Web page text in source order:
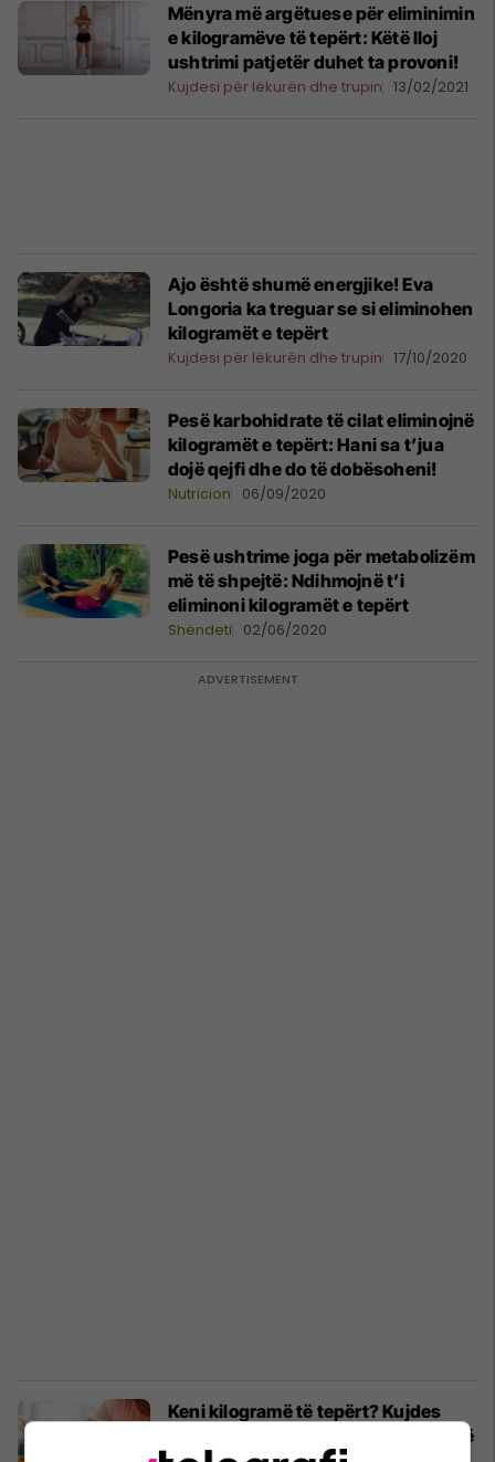
Mënyra më argëtuese për eliminimin
e kilogramëve të tepërt: Këtë lloj
ushtrimi patjetër duhet ta provoni!
Kujdesi për lëkurën dhe trupin 13/02/2021
Ajo është shumë energjike! Eva
Longoria ka treguar se si eliminohen
kilogramët e tepërt
Kujdesi për lëkurën dhe trupin 17/10/2020
Pesë karbohidrate të cilat eliminojnë
kilogramët e tepërt: Hani sa t’jua
dojë qejfi dhe do të dobësoheni!
Nutricion 06/09/2020
Pesë ushtrime joga për metabolizëm
më të shpejtë: Ndihmojnë t’i
eliminoni kilogramët e tepërt
Shëndeti 02/06/2020
Keni kilogramë të tepërt? Kujdes
nëse hani brumëra të ngrohtë apo të